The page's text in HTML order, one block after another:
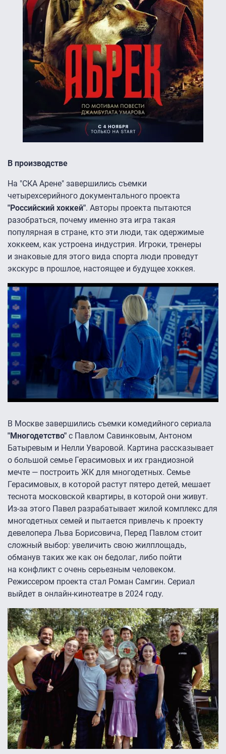
В производстве
На "СКА Арене" завершились съемки
четырехсерийного документального проекта
"Российский хоккей". Авторы проекта пытаются
разобраться, почему именно эта игра такая
популярная в стране, кто эти люди, так одержимые
хоккеем, как устроена индустрия. Игроки, тренеры
и знаковые для этого вида спорта люди проведут
экскурс в прошлое, настоящее и будущее хоккея.
В Москве завершились съемки комедийного сериала
"Многодетство" с Павлом Савинковым, Антоном
Батыревым и Нелли Уваровой. Картина рассказывает
о большой семье Герасимовых и их грандиозной
мечте — построить ЖК для многодетных. Семье
Герасимовых, в которой растут пятеро детей, мешает
теснота московской квартиры, в которой они живут.
Из-за этого Павел разрабатывает жилой комплекс для
многодетных семей и пытается привлечь к проекту
девелопера Льва Борисовича, Перед Павлом стоит
сложный выбор: увеличить свою жилплощадь,
обманув таких же как он бедолаг, либо пойти
на конфликт с очень серьезным человеком.
Режиссером проекта стал Роман Самгин. Сериал
выйдет в онлайн-кинотеатре в 2024 году.